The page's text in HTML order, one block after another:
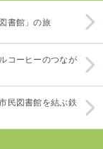
書館」の旅
コーヒーのつなが
民図書館を結ぶ鉄